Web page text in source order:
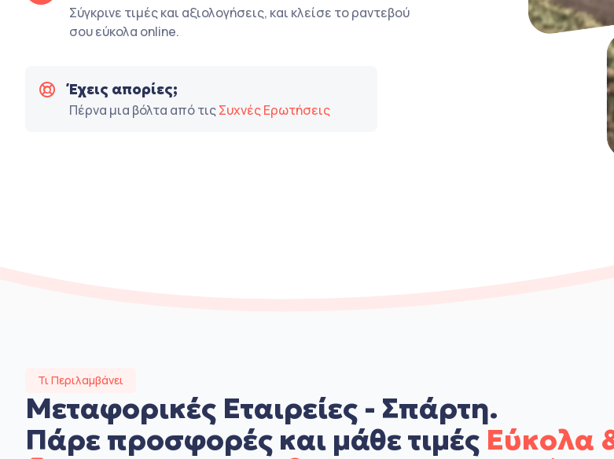
Σύγκρινε τιμές και αξιολογήσεις, και κλείσε το ραντεβού
σου εύκολα online.
Έχεις απορίες;
Πέρνα μια βόλτα από τιςΣυχνές Ερωτήσεις
Τι Περιλαμβάνει
Μεταφορικές Εταιρείες - Σπάρτη.
Πάρε προσφορές και μάθε τιμές Εύκολα